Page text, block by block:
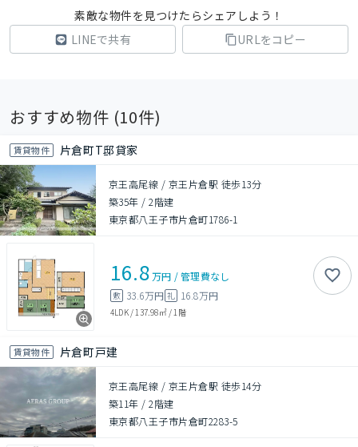
素敵な物件を見つけたらシェアしよう！
LINEで共有
URLをコピー
おすすめ物件 (10件)
賃貸物件 片倉町T邸貸家
京王高尾線 / 京王片倉駅 徒歩13分
築35年 /2階建
東京都八王子市片倉町1786-1
16.8万円 /管理費なし
敷 33.6万円 礼 16.8万円
4LDK/ 137.98㎡/ 1階
賃貸物件 片倉町戸建
京王高尾線 / 京王片倉駅 徒歩14分
築11年 /2階建
東京都八王子市片倉町2283-5